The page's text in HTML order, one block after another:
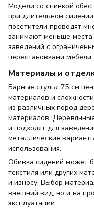
Модели со спинкой
при длительном
посетители проводят
занимают меньше места
заведений с
перестановками мебели.
Материалы и
Барные стулья 75 см
материалов и
из различных пород
материалов.
и подходят для
металлические
использования.
Обивка сидений может
текстиля или других
и износу. Выбор
внешний вид, но и на
эксплуатации.